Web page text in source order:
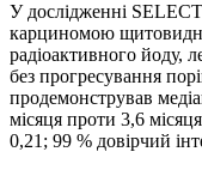
У дослідженні
карциномою
радіоактивного йоду,
без прогресування
продемонстрував
місяця проти 3,6
0,21; 99 % довірчий